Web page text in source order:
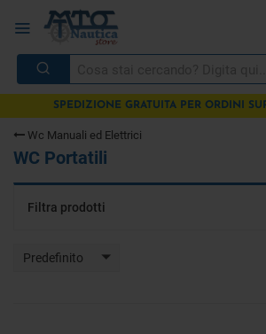
SPEDIZIONE GRATUITA PER ORDINI
Wc Manuali ed Elettrici
WC Portatili
Filtra prodotti
Predefinito